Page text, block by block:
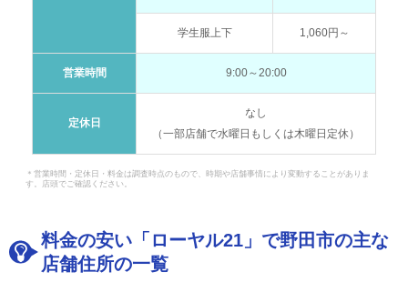
学生服上下 1,060円～
営業時間 9:00～20:00
定休日
なし
（一部店舗で水曜日もしくは木曜日定休）
＊営業時間・定休日・料金は調査時点のもので、時期や店舗事情により変動することがありま
す。店頭でご確認ください。
料金の安い「ローヤル21」で野田市の主な
店舗住所の一覧